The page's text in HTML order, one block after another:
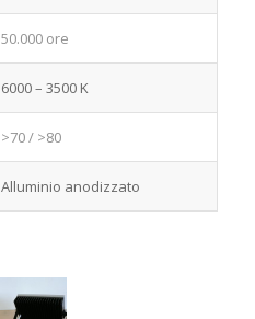
50.000 ore
6000 – 3500 K
>70 / >80
Alluminio anodizzato